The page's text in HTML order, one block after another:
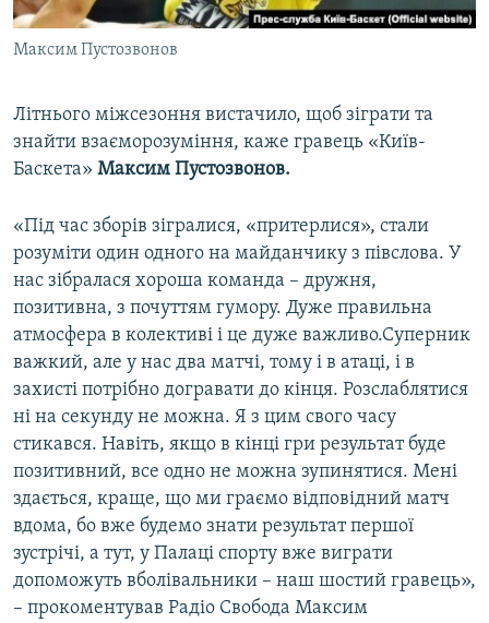
Максим Пустозвонов
Літнього міжсезоння вистачило, щоб зіграти та
знайти взаєморозуміння, каже гравець «Київ-
Баскета» Максим Пустозвонов.
«Під час зборів зігралися, «притерлися», стали
розуміти один одного на майданчику з півслова. У
нас зібралася хороша команда – дружня,
позитивна, з почуттям гумору. Дуже правильна
атмосфера в колективі і це дуже важливо.Суперник
важкий, але у нас два матчі, тому і в атаці, і в
захисті потрібно догравати до кінця. Розслаблятися
ні на секунду не можна. Я з цим свого часу
стикався. Навіть, якщо в кінці гри результат буде
позитивний, все одно не можна зупинятися. Мені
здається, краще, що ми граємо відповідний матч
вдома, бо вже будемо знати результат першої
зустрічі, а тут, у Палаці спорту вже виграти
допоможуть вболівальники – наш шостий гравець»,
– прокоментував Радіо Свобода Максим